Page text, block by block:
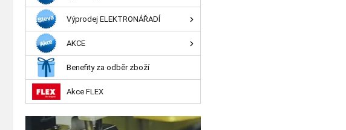
Výprodej ELEKTRONÁŘADÍ
AKCE
Benefity za odběr zboží
Akce FLEX